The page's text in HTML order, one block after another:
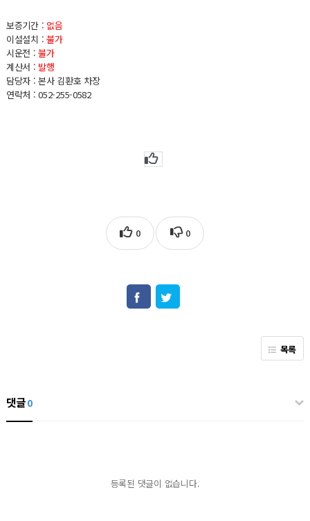
보증기간 : 없음
이설설치 : 불가
시운전 :불가
계산서 : 발행
담당자 : 본사 김환호 차장
연락처 : 052-255-0582
0 0
목록
댓글0
등록된 댓글이 없습니다.